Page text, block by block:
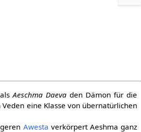
Aeschma Daeva den Dämon für die
eine Klasse von übernatürlichen
Awesta verkörpert Aeshma ganz